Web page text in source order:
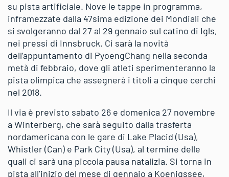
su pista artificiale. Nove le tappe in programma,
inframezzate dalla 47sima edizione dei Mondiali che
si svolgeranno dal 27 al 29 gennaio sul catino di Igls,
nei pressi di Innsbruck. Ci sarà la novità
dell’appuntamento di PyoengChang nella seconda
metà di febbraio, dove gli atleti sperimenteranno la
pista olimpica che assegnerà i titoli a cinque cerchi
nel 2018.
Il via è previsto sabato 26 e domenica 27 novembre
a Winterberg, che sarà seguito dalla trasferta
nordamericana con le gare di Lake Placid (Usa),
Whistler (Can) e Park City (Usa), al termine delle
quali ci sarà una piccola pausa natalizia. Si torna in
pista all’inizio del mese di gennaio a Koenigssee,